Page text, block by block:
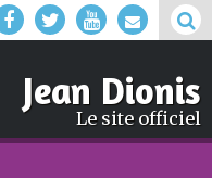
Jean Dionis
Le site officiel